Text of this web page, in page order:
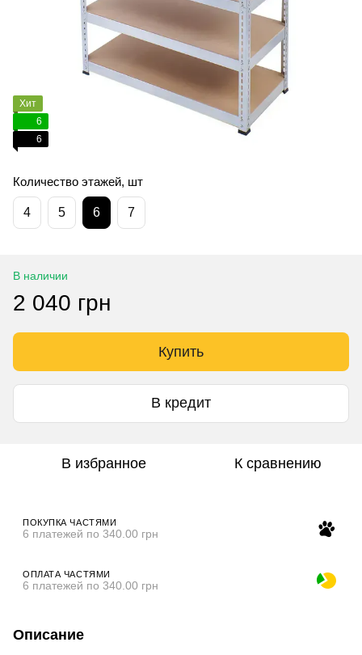
Хит
6
6
Количество этажей, шт
4 5 6 7
В наличии
2 040 грн
Купить
В кредит
В избранное К сравнению
ПОКУПКА ЧАСТЯМИ
6 платежей по 340.00 грн
ОПЛАТА ЧАСТЯМИ
6 платежей по 340.00 грн
Описание